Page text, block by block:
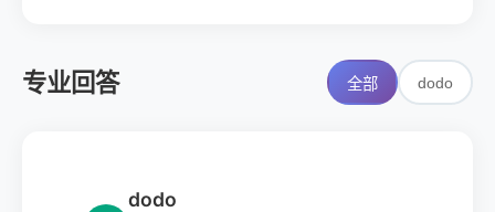
专业回答 全部 dodo
dodo